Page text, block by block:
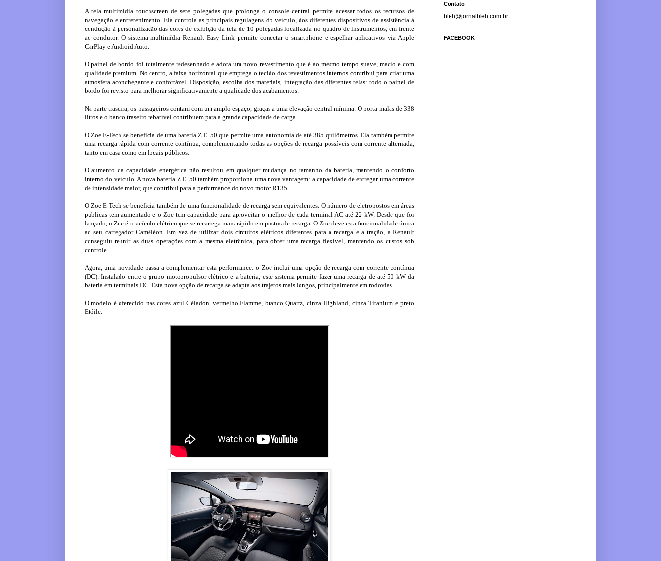
A tela multimídia touchscreen de sete polegadas que prolonga o console central permite acessar todos os recursos de
navegação e entretenimento. Ela controla as principais regulagens do veículo, dos diferentes dispositivos de assistência à
condução à personalização das cores de exibição da tela de 10 polegadas localizada no quadro de instrumentos, em frente
ao condutor. O sistema multimídia Renault Easy Link permite conectar o smartphone e espelhar aplicativos via Apple
CarPlay e Android Auto.
O painel de bordo foi totalmente redesenhado e adota um novo revestimento que é ao mesmo tempo suave, macio e com
qualidade premium. No centro, a faixa horizontal que emprega o tecido dos revestimentos internos contribui para criar uma
atmosfera aconchegante e confortável. Disposição, escolha dos materiais, integração das diferentes telas: todo o painel de
bordo foi revisto para melhorar significativamente a qualidade dos acabamentos.
Na parte traseira, os passageiros contam com um amplo espaço, graças a uma elevação central mínima. O porta-malas de 338
litros e o banco traseiro rebatível contribuem para a grande capacidade de carga.
O Zoe E-Tech se beneficia de uma bateria Z.E. 50 que permite uma autonomia de até 385 quilômetros. Ela também permite
uma recarga rápida com corrente contínua, complementando todas as opções de recarga possíveis com corrente alternada,
tanto em casa como em locais públicos.
O aumento da capacidade energética não resultou em qualquer mudança no tamanho da bateria, mantendo o conforto
interno do veículo. A nova bateria Z.E. 50 também proporciona uma nova vantagem: a capacidade de entregar uma corrente
de intensidade maior, que contribui para a performance do novo motor R135.
O Zoe E-Tech se beneficia também de uma funcionalidade de recarga sem equivalentes. O número de eletropostos em áreas
públicas tem aumentado e o Zoe tem capacidade para aproveitar o melhor de cada terminal AC até 22 kW. Desde que foi
lançado, o Zoe é o veículo elétrico que se recarrega mais rápido em postos de recarga. O Zoe deve esta funcionalidade única
ao seu carregador Caméléon. Em vez de utilizar dois circuitos elétricos diferentes para a recarga e a tração, a Renault
conseguiu reunir as duas operações com a mesma eletrônica, para obter uma recarga flexível, mantendo os custos sob
controle.
Agora, uma novidade passa a complementar esta performance: o Zoe inclui uma opção de recarga com corrente contínua
(DC). Instalado entre o grupo motopropulsor elétrico e a bateria, este sistema permite fazer uma recarga de até 50 kW da
bateria em terminais DC. Esta nova opção de recarga se adapta aos trajetos mais longos, principalmente em rodovias.
O modelo é oferecido nas cores azul Céladon, vermelho Flamme, branco Quartz, cinza Highland, cinza Titanium e preto
Etóile.
Contato
bleh@jornalbleh.com.br
FACEBOOK